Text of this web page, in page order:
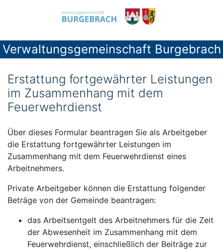
Verwaltungsgemeinschaft Burgebrach
Erstattung fortgewährter Leistungen
im Zusammenhang mit dem
Feuerwehrdienst
Über dieses Formular beantragen Sie als Arbeitgeber
die Erstattung fortgewährter Leistungen im
Zusammenhang mit dem Feuerwehrdienst eines
Arbeitnehmers.
Private Arbeitgeber können die Erstattung folgender
Beträge von der Gemeinde beantragen:
das Arbeitsentgelt des Arbeitnehmers für die Zeit
der Abwesenheit im Zusammenhang mit dem
Feuerwehrdienst, einschließlich der Beiträge zur